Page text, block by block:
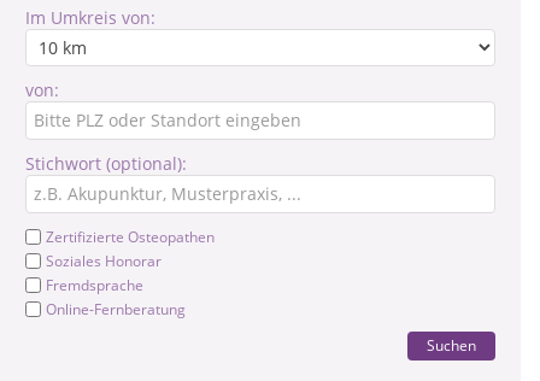
Im Umkreis von:
von:
Stichwort (optional):
Zertifizierte Osteopathen
Soziales Honorar
Fremdsprache
Online-Fernberatung
Suchen